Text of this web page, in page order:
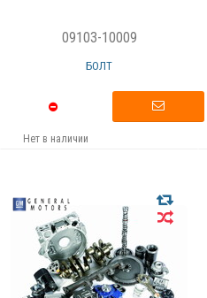
09103-10009
БОЛТ
Нет в наличии